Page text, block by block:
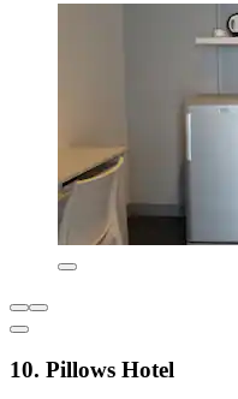
10. Pillows Hotel